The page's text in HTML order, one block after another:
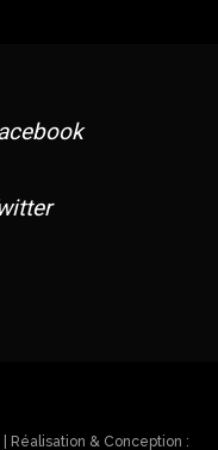
| Réalisation & Conception :